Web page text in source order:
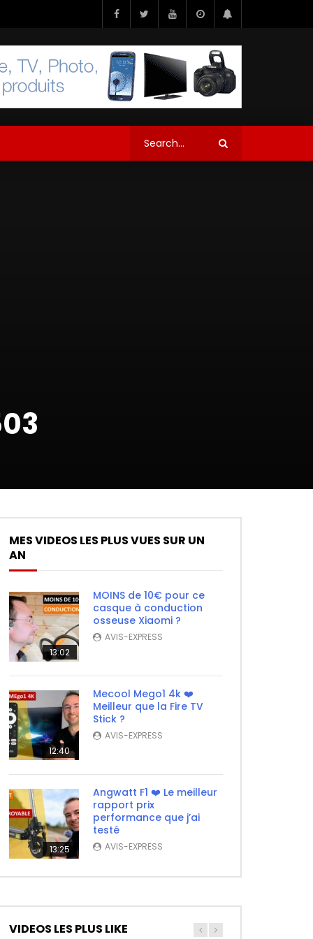
MES VIDEOS LES PLUS VUES SUR UN
AN
13:02
MOINS de 10€ pour ce
casque à conduction
osseuse Xiaomi ?
AVIS-EXPRESS
12:40
Mecool Mego1 4k ❤️
Meilleur que la Fire TV
Stick ?
AVIS-EXPRESS
13:25
Angwatt F1 ❤️ Le meilleur
rapport prix
performance que j’ai
testé
AVIS-EXPRESS
VIDEOS LES PLUS LIKE